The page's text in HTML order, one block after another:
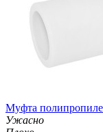
Муфта
Ужасно